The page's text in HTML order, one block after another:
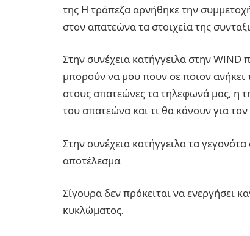
της Η τράπεζα αρνήθηκε την
στον απατεώνα τα στοιχεία της
Στην συνέχεια κατήγγειλα στην
μπορούν να μου πουν σε ποιον
στους απατεώνες τα τηλεφωνά μας, η
του απατεώνα και τι θα κάνουν για
Στην συνέχεια κατήγγειλα τα
αποτέλεσμα.
Σίγουρα δεν πρόκειται να ενεργήσει
κυκλώματος.